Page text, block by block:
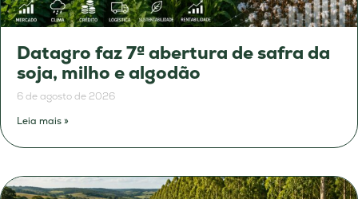
Datagro faz 7ª abertura de safra da
soja, milho e algodão
6 de agosto de 2026
Leia mais »